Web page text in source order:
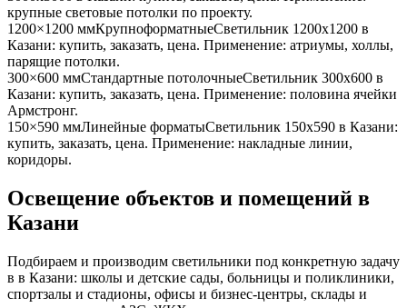
крупные световые потолки по проекту.
1200×1200 ммКрупноформатныеСветильник 1200x1200 в
Казани: купить, заказать, цена. Применение: атриумы, холлы,
парящие потолки.
300×600 ммСтандартные потолочныеСветильник 300x600 в
Казани: купить, заказать, цена. Применение: половина ячейки
Армстронг.
150×590 ммЛинейные форматыСветильник 150x590 в Казани:
купить, заказать, цена. Применение: накладные линии,
коридоры.
Освещение объектов и помещений в
Казани
Подбираем и производим светильники под конкретную задачу
в в Казани: школы и детские сады, больницы и поликлиники,
спортзалы и стадионы, офисы и бизнес-центры, склады и